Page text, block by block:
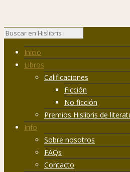
Inicio
Libros
Calificaciones
Ficción
No ficción
Premios Hislibris de
Info
Sobre nosotros
FAQs
Contacto